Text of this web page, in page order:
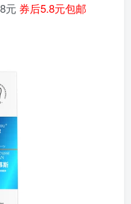
元 券后5.8元包邮